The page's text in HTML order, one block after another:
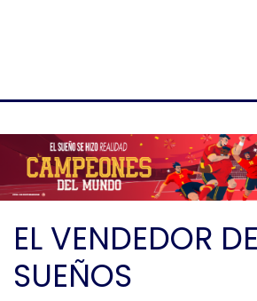
EL VENDEDOR DE
SUEÑOS